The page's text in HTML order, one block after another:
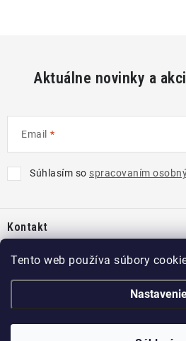
Tento web používa súbory
Aktuálne novinky a
Email
Súhlasím so spracovaním
pKontakt
info @ kcshop.sk
+421 918 725 111
Kategórie
O nás